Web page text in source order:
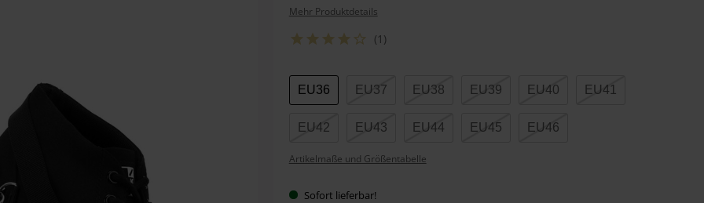
Mehr Produktdetails
(1)
Wähle
deine
Größe
EU36 EU37 EU38 EU39 EU40 EU41
EU42 EU43 EU44 EU45 EU46
Artikelmaße und Größentabelle
Sofort lieferbar!